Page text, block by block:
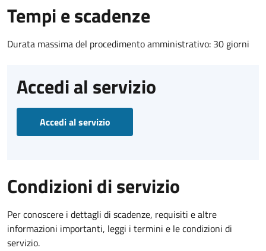
Tempi e scadenze
Durata massima del procedimento amministrativo: 30 giorni
Accedi al servizio
Accedi al servizio
Condizioni di servizio
Per conoscere i dettagli di scadenze, requisiti e altre
informazioni importanti, leggi i termini e le condizioni di
servizio.